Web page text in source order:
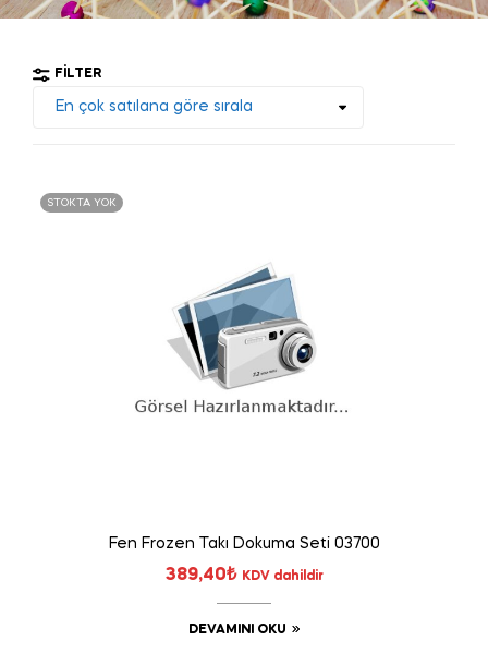
FILTER
STOKTA YOK
Fen Frozen Takı Dokuma Seti 03700
389,40₺ KDV dahildir
DEVAMINI OKU